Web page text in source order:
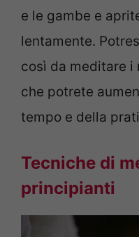
e le gambe e
lentamente.
così da meditare i
che potrete
tempo e della
Tecniche di
principianti